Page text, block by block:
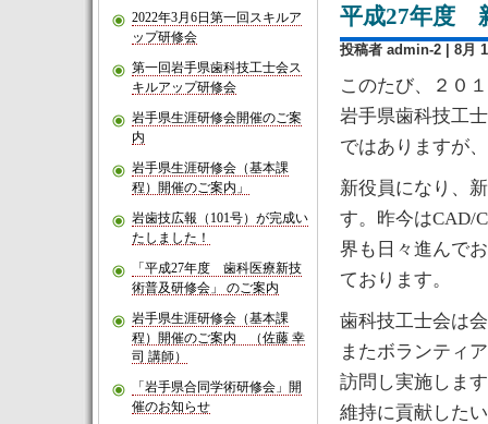
2022年3月6日第一回スキルア
ップ研修会
第一回岩手県歯科技工士会ス
キルアップ研修会
岩手県生涯研修会開催のご案
内
岩手県生涯研修会（基本課
程）開催のご案内」
岩歯技広報（101号）が完成い
たしました！
「平成27年度 歯科医療新技
術普及研修会」 のご案内
岩手県生涯研修会（基本課
程）開催のご案内 （佐藤 幸
司 講師）
「岩手県合同学術研修会」開
催のお知らせ
平成27年度
投稿者 admin-2 | 8月
このたび、２０
岩手県歯科技工
ではありますが
新役員になり、
す。昨今はCAD/
界も日々進んで
ております。
歯科技工士会は
またボランティ
訪問し実施しま
維持に貢献した